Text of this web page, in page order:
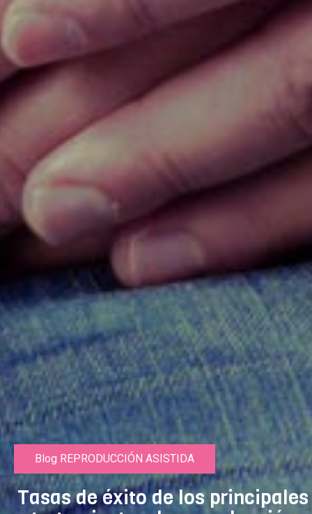
Blog REPRODUCCIÓN ASISTIDA
Tasas de éxito de los principales